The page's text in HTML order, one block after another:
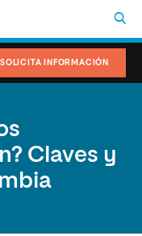
SOLICITA INFORMACIÓN
Claves y